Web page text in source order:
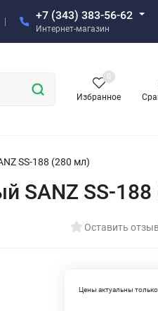
+7 (343) 383-56-62
Интернет-магазин
Избранное
0
SS-188 (280 мл)
SANZ SS-
Оставить
Цены актуальны только